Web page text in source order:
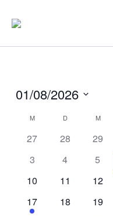
Inhalt
01/08/2026
wählen.
Kalender
von
M DDIENSTAG
M
27 28 29
3
4 5
10
11 12
17
18 19